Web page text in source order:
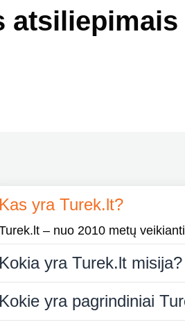
atsiliepimais
Kas yra Turek.lt?
– nuo 2010 metų
Kokia yra Turek.lt misija?
Kokie yra pagrindiniai